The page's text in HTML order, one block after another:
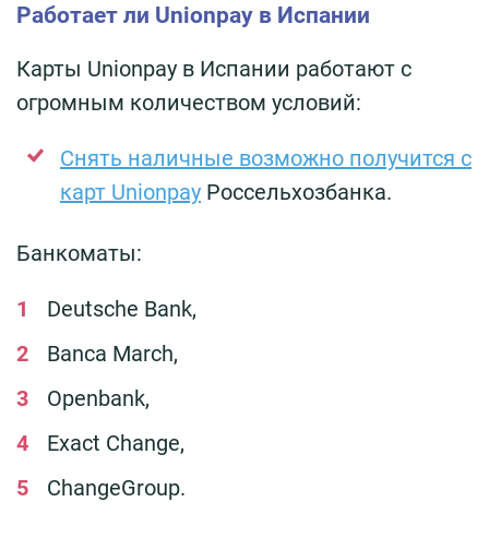
Работает ли Unionpay в Испании
Карты Unionpay в Испании работают с
огромным количеством условий:
Снять наличные возможно получится с
карт Unionpay Россельхозбанка.
Банкоматы:
Deutsche Bank,
Banca March,
Openbank,
Exact Change,
ChangeGroup.